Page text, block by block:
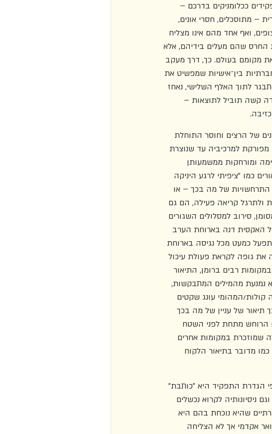
ככלומניקים בדרכם –
– מתוסכלים, חסרי אונים,
ואף אחד מהם אינו מצליח
החרס שהם מעלים בידיהם, אלא
מקומם בעולם. כך, דרך מעקב
בין‏־אישיות שמפשיט את
לתוך האלף השלישי, נאחז
קשה תוביל לתוצאות –
של הרצים וחוסר התוחלת
למרכיביה עד שנוצרת
ומורחקות ממשמעותן
כמו "ציפיתי לרגע היניקה
וההרכבה מחדש של התרחשויות של מה בכך – או
קריאה פעילה, הם גם
סירוב למסלולים השגורים
האקסית דנה בארוחת הערב
כמעט מכל נגיסה בארוחת
את גופה לקראת פעולת עיכול
בה, הורתה לו לייצר חומרי פירוק תואמים" (עמ' 119). כמו במקומות רבים ברומן, התיאור
נמנעת מהמילים המתבקשות,
קולות/המהומי עונג שקטים
של עניין של מה בכך
הרוחש מתחת לפני השטח
שמוזכרת במקומות אחרים
מדובר בתיאור הלקוח
הגדרת התפקיד היא "כותבת"
ניסיונותיה לקרוא נכשלים
שהיא נוכחת בהם היא
אקדמי אך לא הצליחה